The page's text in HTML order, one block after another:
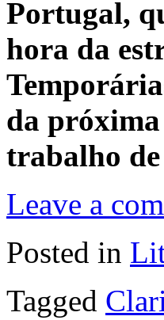
Portugal,
hora da
da
trabalho de
Leave a
Posted in
Tagged